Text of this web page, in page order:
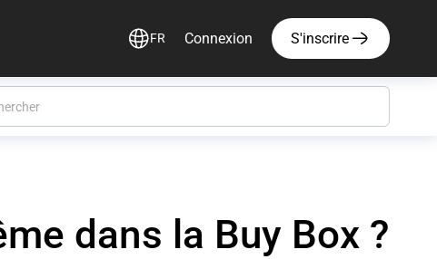
FR Connexion S'inscrire
dans la Buy Box ?